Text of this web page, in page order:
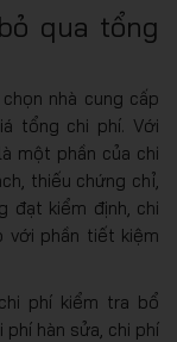
qua tổng
nhà cung cấp
tổng chi phí. Với
một phần của chi
thiếu chứng chỉ,
đạt kiểm định, chi
với phần tiết kiệm
phí kiểm tra bổ
hàn sửa, chi phí